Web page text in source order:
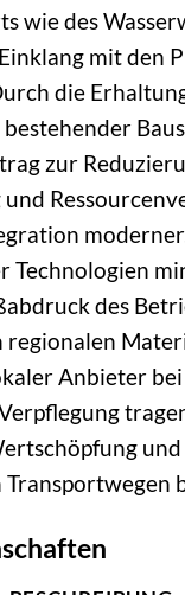
wie des
mit den
die
zur
Technologien
des
regionalen
Anbieter